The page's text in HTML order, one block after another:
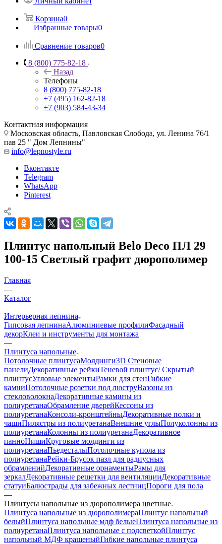
Корзина0
Избранные товары0
Сравнение товаров0
8 (800) 775-82-18
Назад
Телефоны
8 (800) 775-82-18
+7 (495) 162-82-18
+7 (903) 584-43-34
Контактная информация
Московская область, Павловская Слобода, ул. Ленина 76/1
пав 25 " Дом Лепнины"
info@lepnostyle.ru
Вконтакте
Telegram
WhatsApp
Pinterest
Плинтус напольный Belo Deco ПЛ 29
100-15 Светлый графит дюрополимер
Главная
—
Каталог
—
Интерьерная лепнина
Гипсовая лепнинаАлюминиевые профилиФасадный
декорКлеи и инструменты для монтажа
—
Плинтуса напольные
Потолочные плинтусаМолдинги3D Стеновые
панелиДекоративные рейкиТеневой плинтус/ Скрытый
плинтусУгловые элементыРамки для стенГибкие
камниПотолочные розетки под люструВазоны из
стекловолокнаДекоративные камины из
полиуретанаОбрамление дверейКессоны из
полиуретанаКонсоли-кронштейныДекоративные полки и
чашиПилястры из полиуретанаВнешние углыПолуколонны из
полиуретанаКолонны из полиуретанаДекоративное
панноНишиКруговые молдинги из
полиуретанаПьедесталыПотолочные купола из
полиуретанаРейки-Брусок пазл для радиусных
обрамленийДекоративные орнаментыРамы для
зеркалДекоративные решетки для вентиляцииДекоративные
статуиБалюстрады для забежных лестницПороги для пола
—
Плинтусы напольные из дюрополимера цветные
Плинтуса напольные из дюрополимераПлинтус напольный
белыйПлинтуса напольные мдф белыеПлинтуса напольные из
полиуретанаПлинтуса напольные с подсветкойПлинтус
напольный МДФ крашеныйГибкие напольные плинтуса